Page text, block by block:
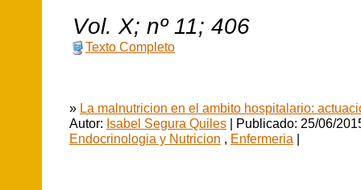
Vol. X; nº 11; 406
Texto Completo
» La malnutricion en el ambito hospitalario:
Autor: Isabel Segura Quiles | Publicado: 25/06/
Endocrinologia y Nutricion , Enfermeria |